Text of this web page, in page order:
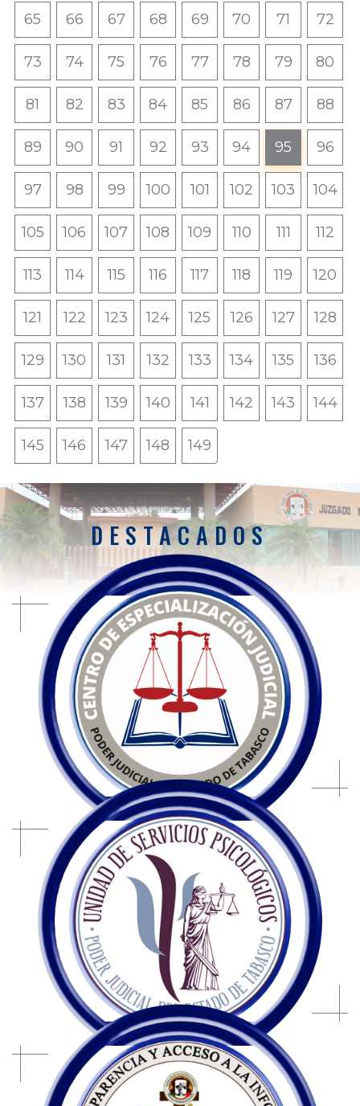
65 66 67 68 69 70 71 72
73 74 75 76 77 78 79 80
81 82 83 84 85 86 87 88
89 90 91 92 93 94 95 96
97 98 99 100 101 102 103 104
105 106 107 108 109 110 111 112
113 114 115 116 117 118 119 120
121 122 123 124 125 126 127 128
129 130 131 132 133 134 135 136
137 138 139 140 141 142 143 144
145 146 147 148 149
DESTACADOS